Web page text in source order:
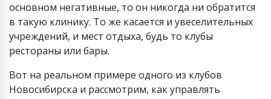
основном негативные, то он никогда ни обратится
в такую клинику. То же касается и увеселительных
учреждений, и мест отдыха, будь то клубы
рестораны или бары.
Вот на реальном примере одного из клубов
Новосибирска и рассмотрим, как управлять